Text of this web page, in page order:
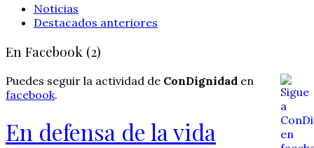
Noticias
Destacados anteriores
En Facebook (2)
Puedes seguir la actividad de ConDignidad en
facebook.
En defensa de la vida